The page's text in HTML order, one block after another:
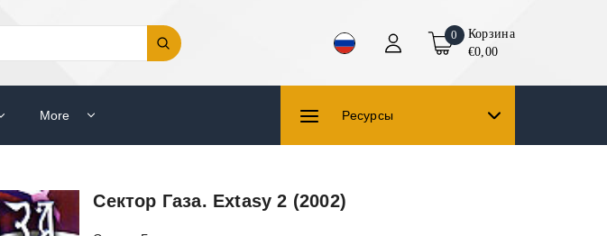
0
Корзина
€0,00
More Ресурсы
Сектор Газа. Extasy 2 (2002)